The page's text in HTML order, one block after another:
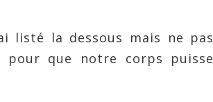
listé la dessous mais ne pas
pour que notre corps puisse